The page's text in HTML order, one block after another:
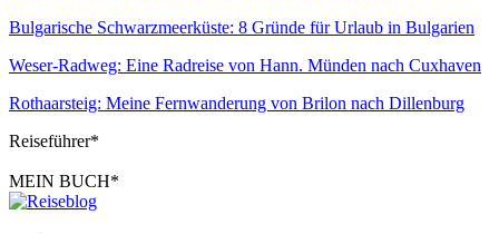
Bulgarische Schwarzmeerküste: 8 Gründe für Urlaub in Bulgarien
Weser-Radweg: Eine Radreise von Hann. Münden nach Cuxhaven
Rothaarsteig: Meine Fernwanderung von Brilon nach Dillenburg
Reiseführer*
MEIN BUCH*